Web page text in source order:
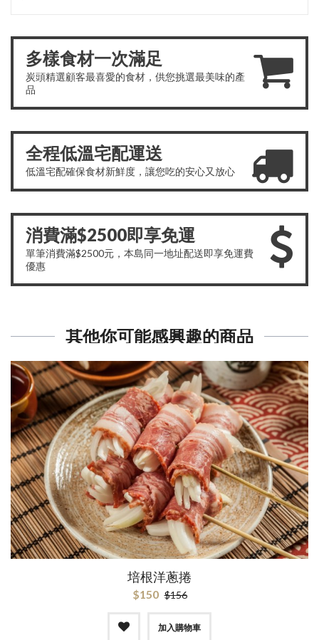
多樣食材一次滿足
炭頭精選顧客最喜愛的食材，供您挑選最美味的產
品
全程低溫宅配運送
低溫宅配確保食材新鮮度，讓您吃的安心又放心
消費滿$2500即享免運
單筆消費滿$2500元，本島同一地址配送即享免運費
優惠
其他你可能感興趣的商品
培根洋蔥捲
$150 $156
加入購物車